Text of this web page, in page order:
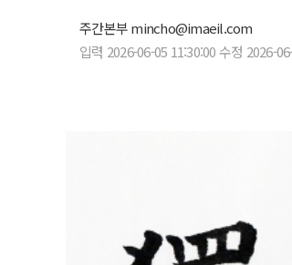
주간본부mincho@imaeil.com
입력 2026-06-05 11:30:00 수정 2026-